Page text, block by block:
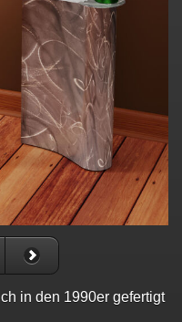
in den 1990er gefertigt